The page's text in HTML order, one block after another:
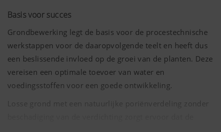
Basis voor succes
Grondbewerking legt de basis voor de procestechnische
werkstappen voor de daaropvolgende teelt en heeft dus
een beslissende invloed op de groei van de planten. Deze
vereisen een optimale toevoer van water en
voedingsstoffen voor een goede ontwikkeling.
Losse grond met een natuurlijke poriënverdeling zonder